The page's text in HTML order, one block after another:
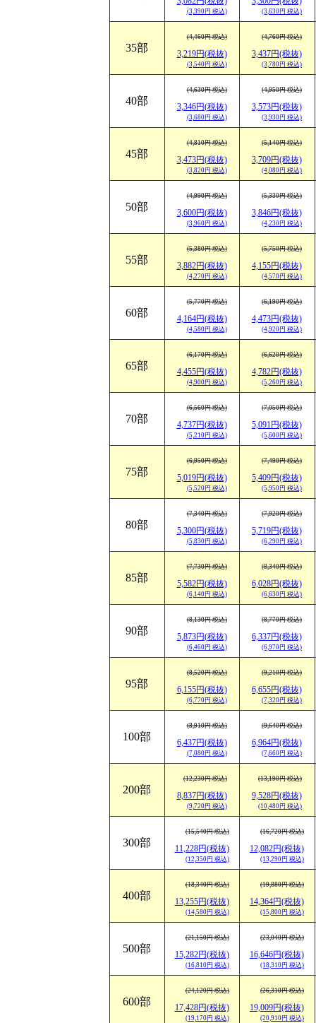
(3,390円 税込) (3,630円 税込)
35部
(4,460円 税込)
3,219円(税抜)
(3,540円 税込)
(4,760円 税込)
3,437円(税抜)
(3,780円 税込)
40部
(4,630円 税込)
3,346円(税抜)
(3,680円 税込)
(4,950円 税込)
3,573円(税抜)
(3,930円 税込)
45部
(4,810円 税込)
3,473円(税抜)
(3,820円 税込)
(5,140円 税込)
3,709円(税抜)
(4,080円 税込)
50部
(4,990円 税込)
3,600円(税抜)
(3,960円 税込)
(5,330円 税込)
3,846円(税抜)
(4,230円 税込)
55部
(5,380円 税込)
3,882円(税抜)
(4,270円 税込)
(5,750円 税込)
4,155円(税抜)
(4,570円 税込)
60部
(5,770円 税込)
4,164円(税抜)
(4,580円 税込)
(6,190円 税込)
4,473円(税抜)
(4,920円 税込)
65部
(6,170円 税込)
4,455円(税抜)
(4,900円 税込)
(6,620円 税込)
4,782円(税抜)
(5,260円 税込)
70部
(6,560円 税込)
4,737円(税抜)
(5,210円 税込)
(7,050円 税込)
5,091円(税抜)
(5,600円 税込)
75部
(6,950円 税込)
5,019円(税抜)
(5,520円 税込)
(7,490円 税込)
5,409円(税抜)
(5,950円 税込)
80部
(7,340円 税込)
5,300円(税抜)
(5,830円 税込)
(7,920円 税込)
5,719円(税抜)
(6,290円 税込)
85部
(7,730円 税込)
5,582円(税抜)
(6,140円 税込)
(8,340円 税込)
6,028円(税抜)
(6,630円 税込)
90部
(8,130円 税込)
5,873円(税抜)
(6,460円 税込)
(8,770円 税込)
6,337円(税抜)
(6,970円 税込)
95部
(8,520円 税込)
6,155円(税抜)
(6,770円 税込)
(9,210円 税込)
6,655円(税抜)
(7,320円 税込)
100部
(8,910円 税込)
6,437円(税抜)
(7,080円 税込)
(9,640円 税込)
6,964円(税抜)
(7,660円 税込)
200部
(12,230円 税込)
8,837円(税抜)
(9,720円 税込)
(13,190円 税込)
9,528円(税抜)
(10,480円 税込)
300部
(15,540円 税込)
11,228円(税抜)
(12,350円 税込)
(16,720円 税込)
12,082円(税抜)
(13,290円 税込)
400部
(18,340円 税込)
13,255円(税抜)
(14,580円 税込)
(19,880円 税込)
14,364円(税抜)
(15,800円 税込)
500部
(21,150円 税込)
15,282円(税抜)
(16,810円 税込)
(23,040円 税込)
16,646円(税抜)
(18,310円 税込)
600部
(24,120円 税込)
17,428円(税抜)
(19,170円 税込)
(26,310円 税込)
19,009円(税抜)
(20,910円 税込)